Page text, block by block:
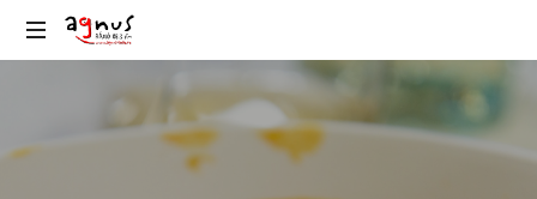
Agnus
Rádió
rádiója